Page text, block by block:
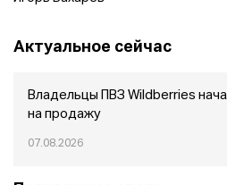
Актуальное сейчас
Владельцы ПВЗ Wildberries
на продажу
07.08.2026